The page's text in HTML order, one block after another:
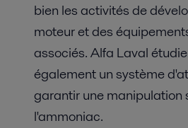
bien les activités de
moteur et des
associés. Alfa Laval
également un système
garantir une manipulation
l'ammoniac.